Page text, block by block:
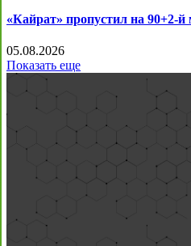
«Кайрат» пропустил на 90+2-
05.08.2026
Показать еще